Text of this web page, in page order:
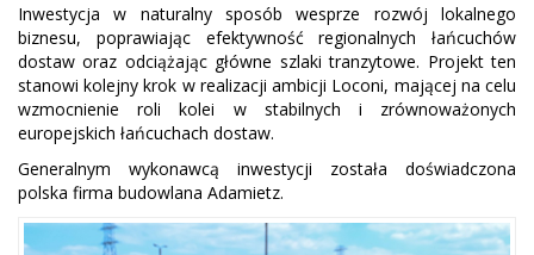
Inwestycja w naturalny sposób wesprze rozwój lokalnego
biznesu, poprawiając efektywność regionalnych łańcuchów
dostaw oraz odciążając główne szlaki tranzytowe. Projekt ten
stanowi kolejny krok w realizacji ambicji Loconi, mającej na celu
wzmocnienie roli kolei w stabilnych i zrównoważonych
europejskich łańcuchach dostaw.
Generalnym wykonawcą inwestycji została doświadczona
polska firma budowlana Adamietz.